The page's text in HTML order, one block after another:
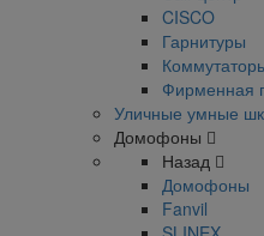
CISCO
Гарнитуры
Фирменная
Уличные умные
Домофоны
Назад
Домофоны
Fanvil